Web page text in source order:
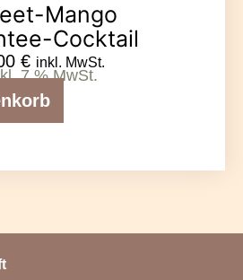
Mango
Cocktail
€ inkl. MwSt.
7 % MwSt.